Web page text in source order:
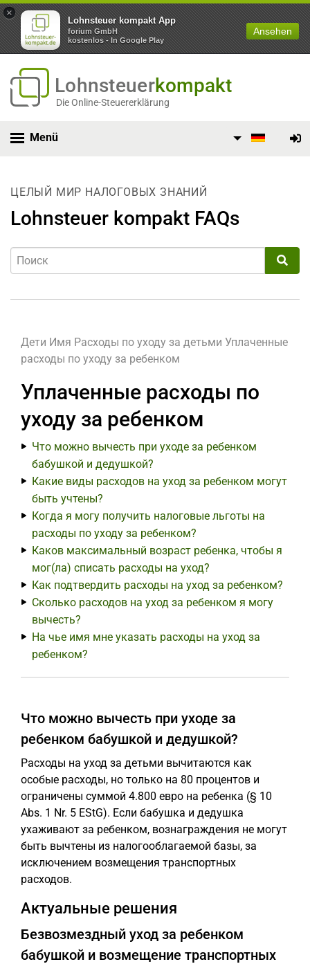
×
Lohnsteuer kompakt App
forium GmbH
kostenlos - In Google Play
Ansehen
Lohnsteuerkompakt
Die Online-Steuererklärung
Menü
ЦЕЛЫЙ МИР НАЛОГОВЫХ ЗНАНИЙ
Lohnsteuer kompakt FAQs
Дети Имя Расходы по уходу за детьми Уплаченные
расходы по уходу за ребенком
Уплаченные расходы по
уходу за ребенком
Что можно вычесть при уходе за ребенком
бабушкой и дедушкой?
Какие виды расходов на уход за ребенком могут
быть учтены?
Когда я могу получить налоговые льготы на
расходы по уходу за ребенком?
Каков максимальный возраст ребенка, чтобы я
мог(ла) списать расходы на уход?
Как подтвердить расходы на уход за ребенком?
Сколько расходов на уход за ребенком я могу
вычесть?
На чье имя мне указать расходы на уход за
ребенком?
Что можно вычесть при уходе за
ребенком бабушкой и дедушкой?
Расходы на уход за детьми вычитаются как
особые расходы, но только на 80 процентов и
ограничены суммой 4.800 евро на ребенка (§ 10
Abs. 1 Nr. 5 EStG). Если бабушка и дедушка
ухаживают за ребенком, вознаграждения не могут
быть вычтены из налогооблагаемой базы, за
исключением возмещения транспортных
расходов.
Актуальные решения
Безвозмездный уход за ребенком
бабушкой и возмещение транспортных